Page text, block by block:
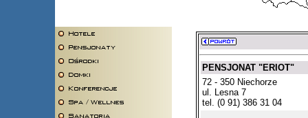
PENSJONAT "ERIOT"
72 - 350 Niechorze
ul. Lesna 7
tel. (0 91) 386 31 04